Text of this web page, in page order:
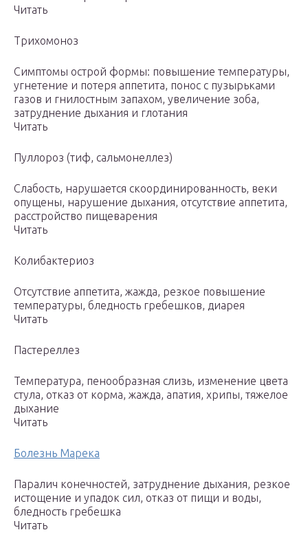
Читать
Трихомоноз
Симптомы острой формы: повышение температуры,
угнетение и потеря аппетита, понос с пузырьками
газов и гнилостным запахом, увеличение зоба,
затруднение дыхания и глотания
Читать
Пуллороз (тиф, сальмонеллез)
Слабость, нарушается скоординированность, веки
опущены, нарушение дыхания, отсутствие аппетита,
расстройство пищеварения
Читать
Колибактериоз
Отсутствие аппетита, жажда, резкое повышение
температуры, бледность гребешков, диарея
Читать
Пастереллез
Температура, пенообразная слизь, изменение цвета
стула, отказ от корма, жажда, апатия, хрипы, тяжелое
дыхание
Читать
Болезнь Марека
Паралич конечностей, затруднение дыхания, резкое
истощение и упадок сил, отказ от пищи и воды,
бледность гребешка
Читать